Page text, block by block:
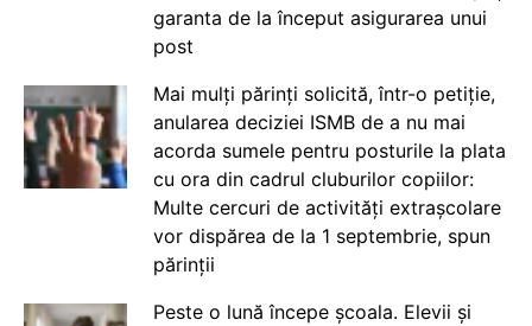
garanta de la început asigurarea unui
post
Mai mulți părinți solicită, într-o petiție,
anularea deciziei ISMB de a nu mai
acorda sumele pentru posturile la plata
cu ora din cadrul cluburilor copiilor:
Multe cercuri de activități extrașcolare
vor dispărea de la 1 septembrie, spun
părinții
Peste o lună începe școala. Elevii și